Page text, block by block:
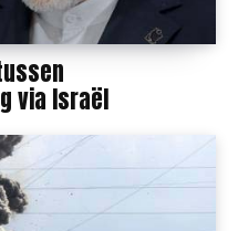
via Israël